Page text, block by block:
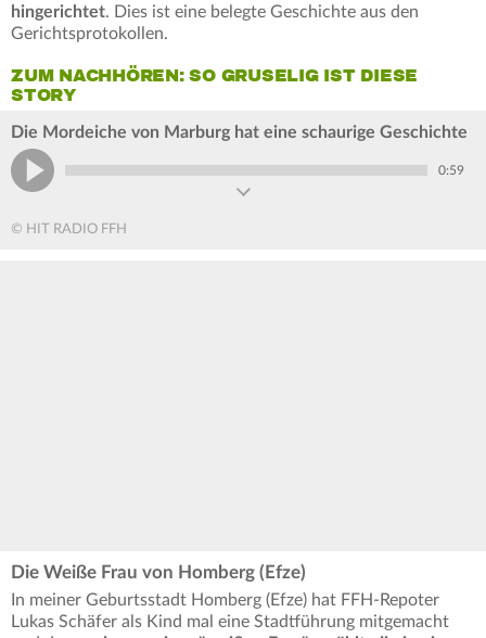
hingerichtet. Dies ist eine belegte Geschichte aus den
Gerichtsprotokollen.
ZUM NACHHÖREN: SO GRUSELIG IST DIESE
STORY
Die Mordeiche von Marburg hat eine schaurige Geschichte
0:59
© HIT RADIO FFH
Die Weiße Frau von Homberg (Efze)
In meiner Geburtsstadt Homberg (Efze) hat FFH-Repoter
Lukas Schäfer als Kind mal eine Stadtführung mitgemacht